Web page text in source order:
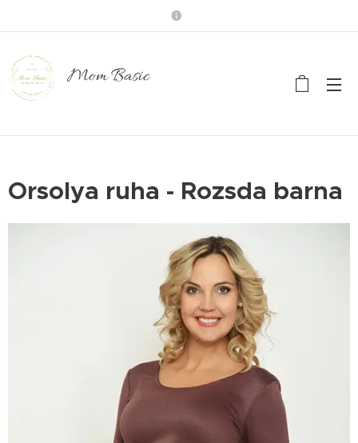
Mom Basic
Orsolya ruha - Rozsda barna